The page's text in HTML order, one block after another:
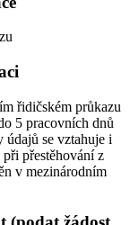
řidičském průkazu
5 pracovních dnů
údajů se vztahuje i
přestěhování z
v mezinárodním